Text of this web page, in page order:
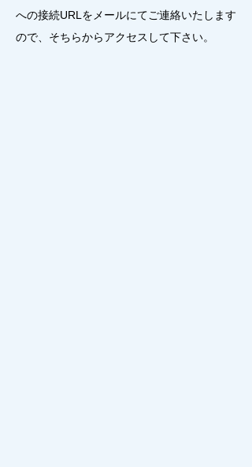
への接続URLをメールにてご連絡いたします
ので、そちらからアクセスして下さい。